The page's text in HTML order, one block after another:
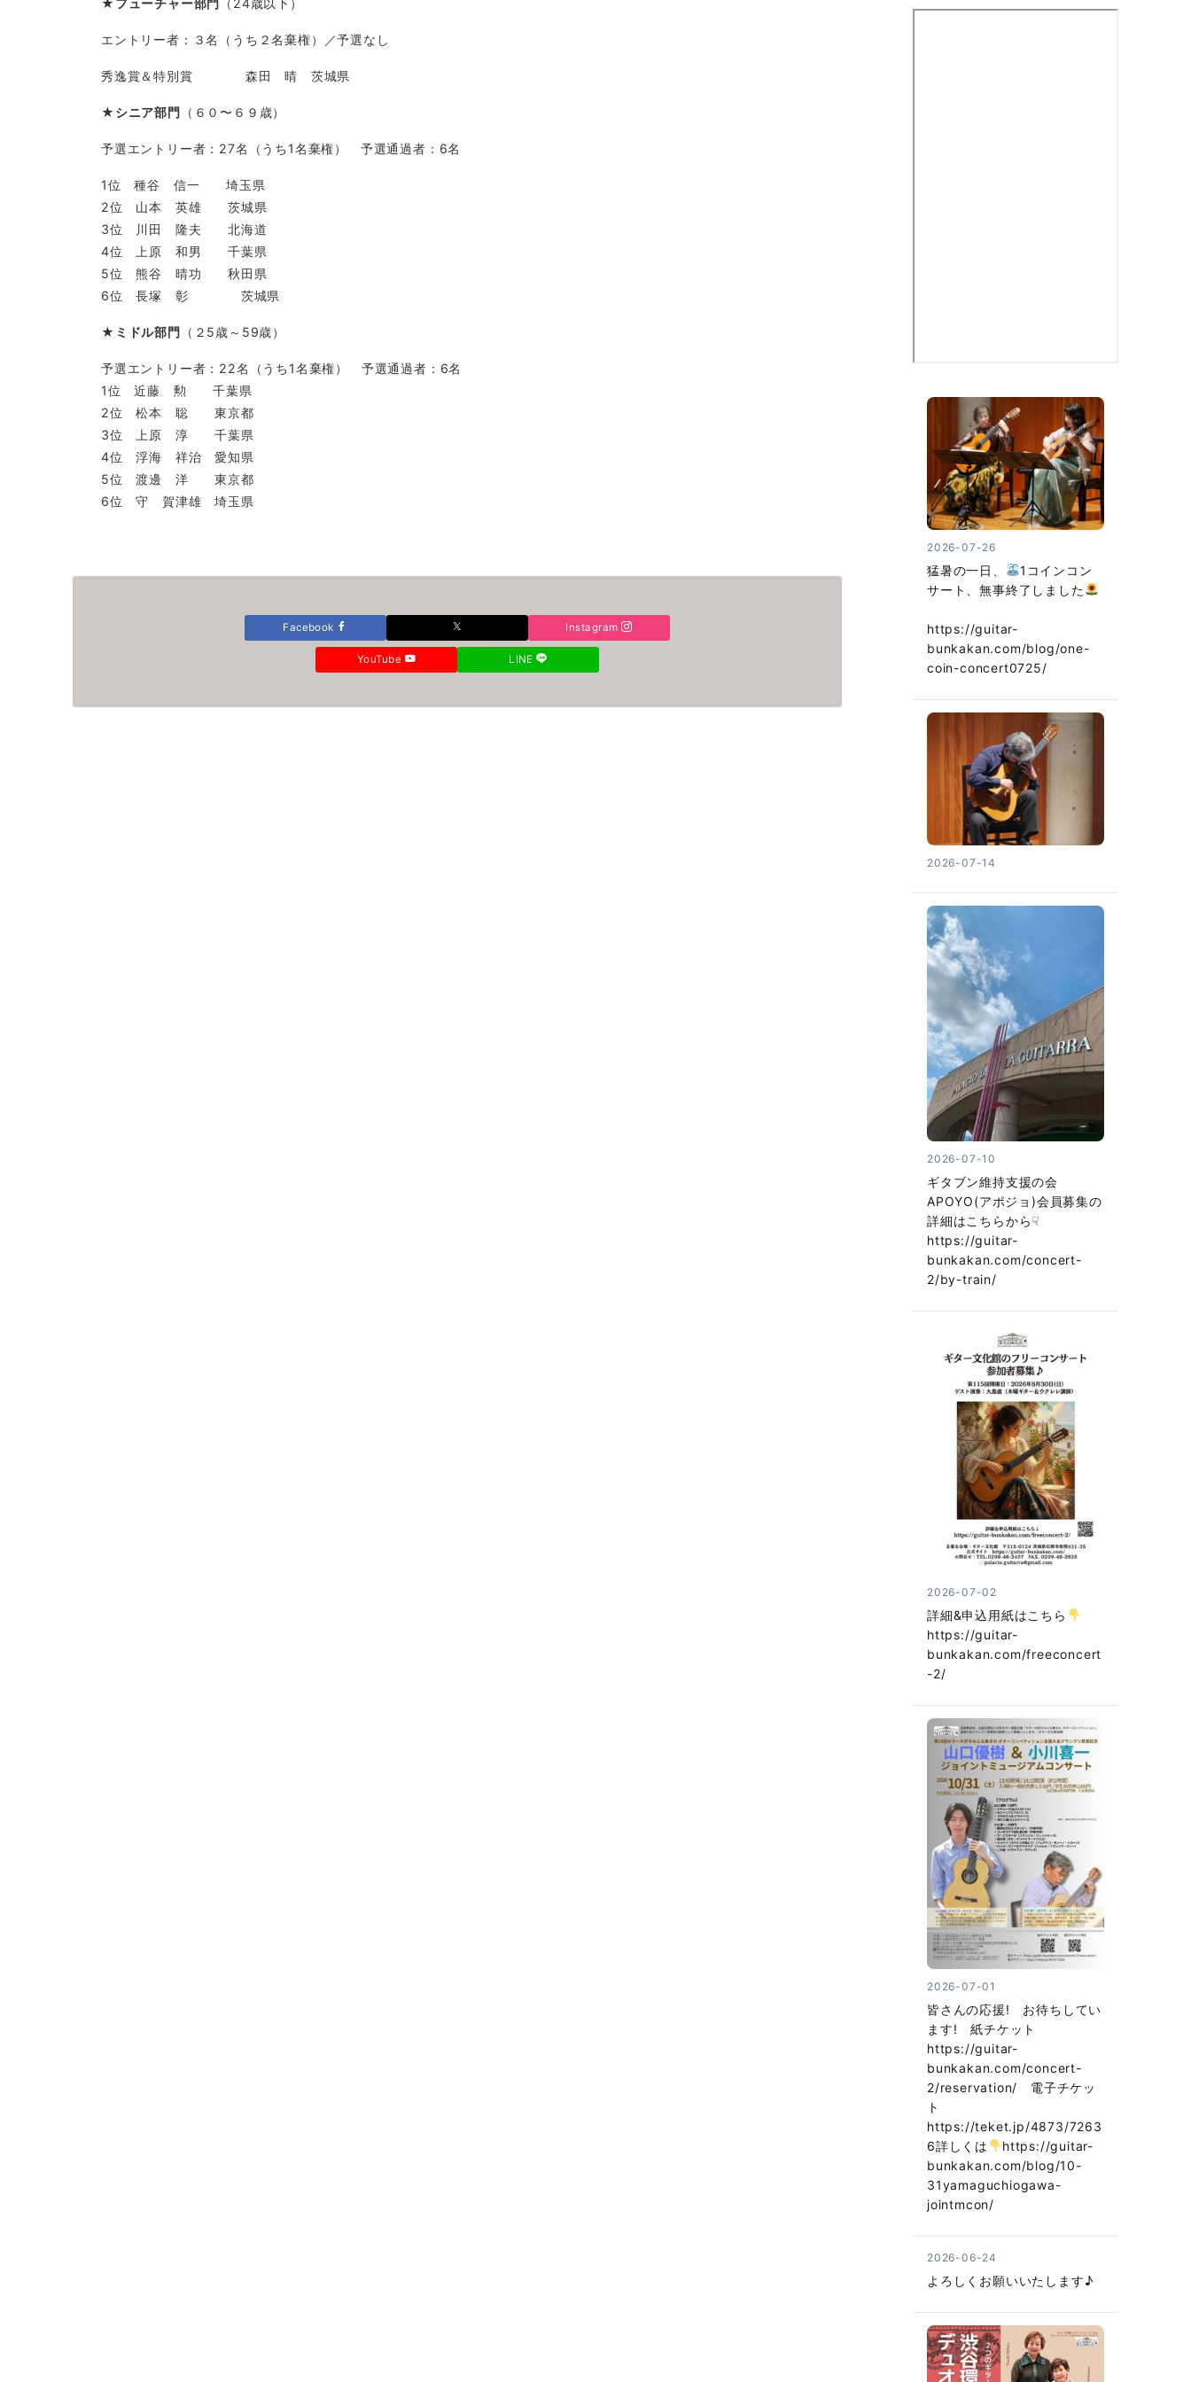
★ フューチャー部門 （24歳以下）
エントリー者：３名（うち２名棄権）／予選なし
秀逸賞＆特別賞 森田 晴 茨城県
★ シニア部門 （６０〜６９歳）
予選エントリー者：27名（うち1名棄権） 予選通過者：6名
1位 種谷 信一 埼玉県
2位 山本 英雄 茨城県
3位 川田 隆夫 北海道
4位 上原 和男 千葉県
5位 熊谷 晴功 秋田県
6位 長塚 彰 茨城県
★ ミドル部門 （２5歳～59歳）
予選エントリー者：22名（うち1名棄権） 予選通過者：6名
1位 近藤 勲 千葉県
2位 松本 聡 東京都
3位 上原 淳 千葉県
4位 浮海 祥治 愛知県
5位 渡邊 洋 東京都
6位 守 賀津雄 埼玉県
Facebook Instagram
YouTube LINE
2026-07-26
猛暑の一日、
1コインコン
サート、無事終了しました
https://guitar-
bunkakan.com/blog/one-
coin-concert0725/
2026-07-14
2026-07-10
ギタブン維持支援の会
APOYO(アポジョ)会員募集の
詳細はこちらから☟
https://guitar-
bunkakan.com/concert-
2/by-train/
2026-07-02
詳細&申込用紙はこちら
https://guitar-
bunkakan.com/freeconcert
-2/
2026-07-01
皆さんの応援! お待ちしてい
ます! 紙チケット
https://guitar-
bunkakan.com/concert-
2/reservation/ 電子チケッ
ト
https://teket.jp/4873/7263
6詳しくは
https://guitar-
bunkakan.com/blog/10-
31yamaguchiogawa-
jointmcon/
2026-06-24
よろしくお願いいたします♪